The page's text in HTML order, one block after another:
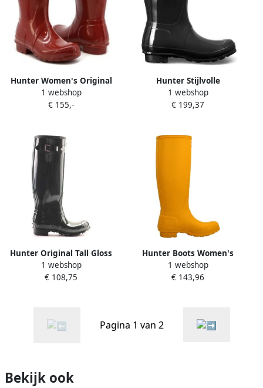
Hunter Women's Original
Short Gloss Wellington
Boots Military Red
1 webshop
€ 155,-
Hunter Stijlvolle
waterdichte regenlaarzen
voor vrouwen Green Dames
1 webshop
€ 199,37
Hunter Original Tall Gloss
Regenlaarzen Zwart Vrouw
1 webshop
€ 108,75
Hunter Boots Women's
Original Tall Rubberlaarzen
geel
1 webshop
€ 143,96
Pagina 1 van 2
Bekijk ook